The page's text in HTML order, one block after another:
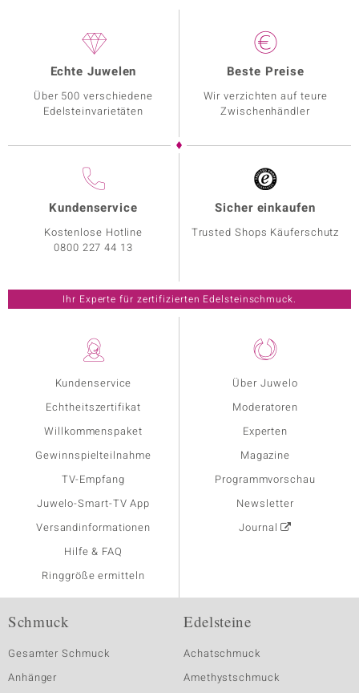
Kundenservice
Echtheitszertifikat
Willkommenspaket
Gewinnspielteilnahme
TV-Empfang
Juwelo-Smart-TV App
Versandinformationen
Hilfe & FAQ
Ringgröße ermitteln
Über Juwelo
Moderatoren
Experten
Magazine
Programmvorschau
Newsletter
Journal
Echte Juwelen
Über 500 verschiedene
Edelsteinvarietäten
Beste Preise
Wir verzichten auf teure
Zwischenhändler
Kundenservice
Kostenlose Hotline
0800 227 44 13
Sicher einkaufen
Trusted Shops Käuferschutz
Ihr Experte für zertifizierten Edelsteinschmuck.
Schmuck
Gesamter Schmuck
Anhänger
Edelsteine
Achatschmuck
Amethystschmuck